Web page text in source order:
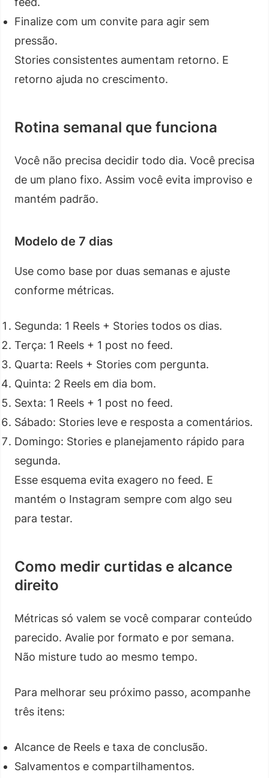
Finalize com um convite para agir sem
pressão.
Stories consistentes aumentam retorno. E
retorno ajuda no crescimento.
Rotina semanal que funciona
Você não precisa decidir todo dia. Você precisa
de um plano fixo. Assim você evita improviso e
mantém padrão.
Modelo de 7 dias
Use como base por duas semanas e ajuste
conforme métricas.
Segunda: 1 Reels + Stories todos os dias.
Terça: 1 Reels + 1 post no feed.
Quarta: Reels + Stories com pergunta.
Quinta: 2 Reels em dia bom.
Sexta: 1 Reels + 1 post no feed.
Sábado: Stories leve e resposta a comentários.
Domingo: Stories e planejamento rápido para
segunda.
Esse esquema evita exagero no feed. E
mantém o Instagram sempre com algo seu
para testar.
Como medir curtidas e alcance
direito
Métricas só valem se você comparar conteúdo
parecido. Avalie por formato e por semana.
Não misture tudo ao mesmo tempo.
Para melhorar seu próximo passo, acompanhe
três itens:
Alcance de Reels e taxa de conclusão.
Salvamentos e compartilhamentos.